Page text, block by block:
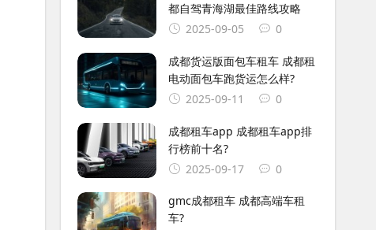
都自驾青海湖最佳路线攻略
2025-09-05
0
成都货运版面包车租车 成都租
电动面包车跑货运怎么样?
2025-09-11
0
成都租车app 成都租车app排
行榜前十名?
2025-09-17
0
gmc成都租车 成都高端车租
车?